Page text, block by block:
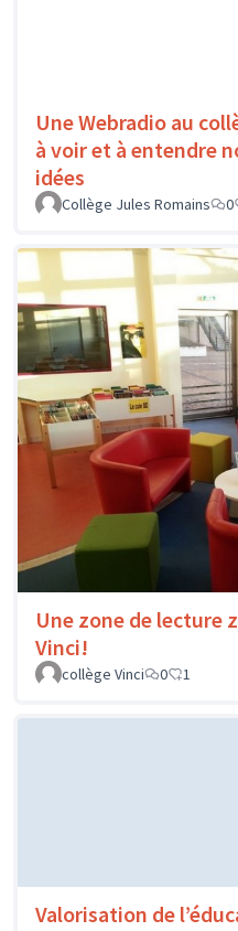
Une Webradio au
à voir et à entendre
idées
Collège Jules Romains 0
Une zone de lecture
Vinci!
collège Vinci
0 1
Valorisation de